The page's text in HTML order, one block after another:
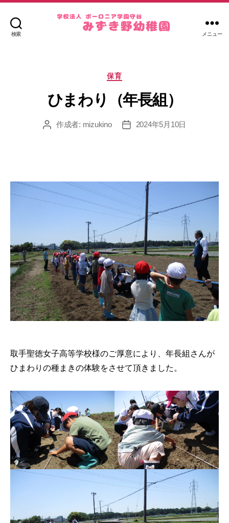
検索
野
稚
メニュー
カ
テ
ゴ
リ
保育
ひまわり（年長組）
投 作成者: mizukino
投
2024年5月10日
取手聖徳女子高等学校様のご厚意により、年長組さんが
ひまわりの種まきの体験をさせて頂きました。